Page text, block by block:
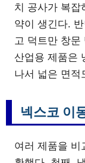
치 공사가 복잡
약이 생긴다.
고 덕트만 창문
산업용 제품은
나서 넓은 면적
넥스코 이
여러 제품을 비